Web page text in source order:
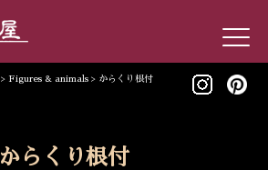
> Figures & animals > からくり根付
からくり根付